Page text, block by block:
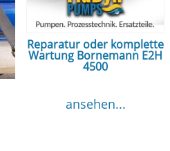
Reparatur oder komplette
Wartung Bornemann E2H
4500
ansehen...